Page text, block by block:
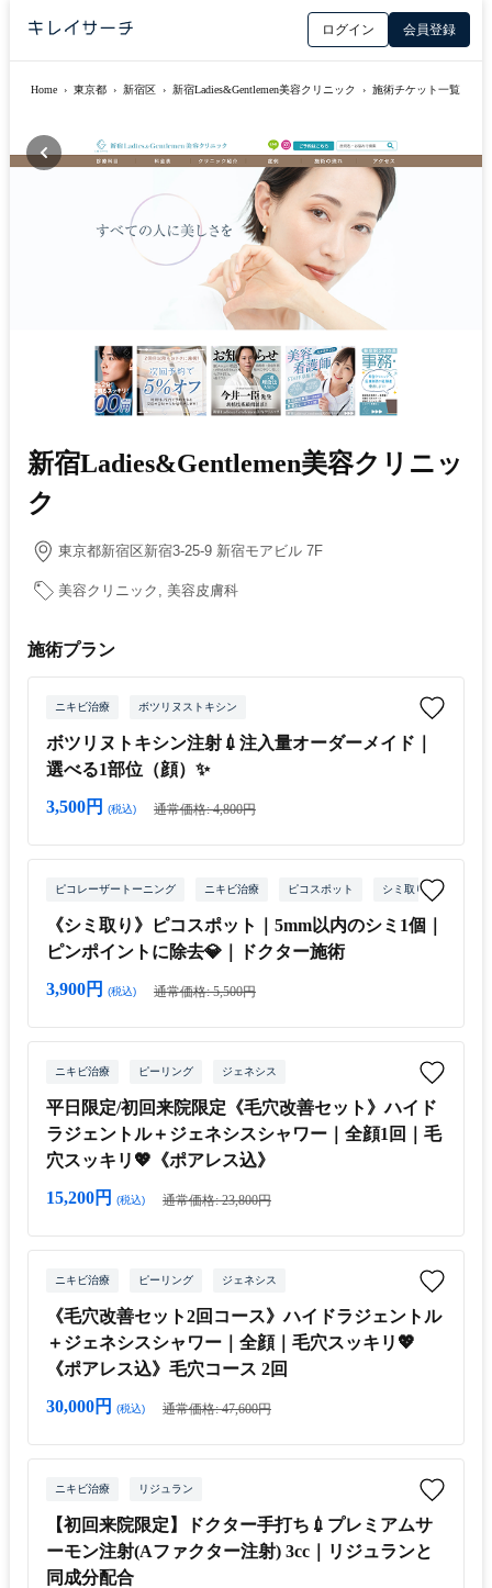
ログイン 会員登録
Home › 東京都 › 新宿区 › 新宿Ladies&Gentlemen美容クリニック › 施術チケット一覧
新宿Ladies&Gentlemen美容クリニッ
ク
東京都新宿区新宿3-25-9 新宿モアビル 7F
美容クリニック, 美容皮膚科
施術プラン
ニキビ治療 ボツリヌストキシン
ボツリヌトキシン注射💉注入量オーダーメイド｜
選べる1部位（顔）✨
3,500円 (税込) 通常価格: 4,800円
ピコレーザートーニング ニキビ治療 ピコスポット シミ取りレーザー
《シミ取り》ピコスポット｜5mm以内のシミ1個｜
ピンポイントに除去💎｜ドクター施術
3,900円 (税込) 通常価格: 5,500円
ニキビ治療 ピーリング ジェネシス
平日限定/初回来院限定《毛穴改善セット》ハイド
ラジェントル＋ジェネシスシャワー｜全顔1回｜毛
穴スッキリ💖《ポアレス込》
15,200円 (税込) 通常価格: 23,800円
ニキビ治療 ピーリング ジェネシス
《毛穴改善セット2回コース》ハイドラジェントル
＋ジェネシスシャワー｜全顔｜毛穴スッキリ💖
《ポアレス込》毛穴コース 2回
30,000円 (税込) 通常価格: 47,600円
ニキビ治療 リジュラン
【初回来院限定】ドクター手打ち💉プレミアムサ
ーモン注射(Aファクター注射) 3cc｜リジュランと
同成分配合